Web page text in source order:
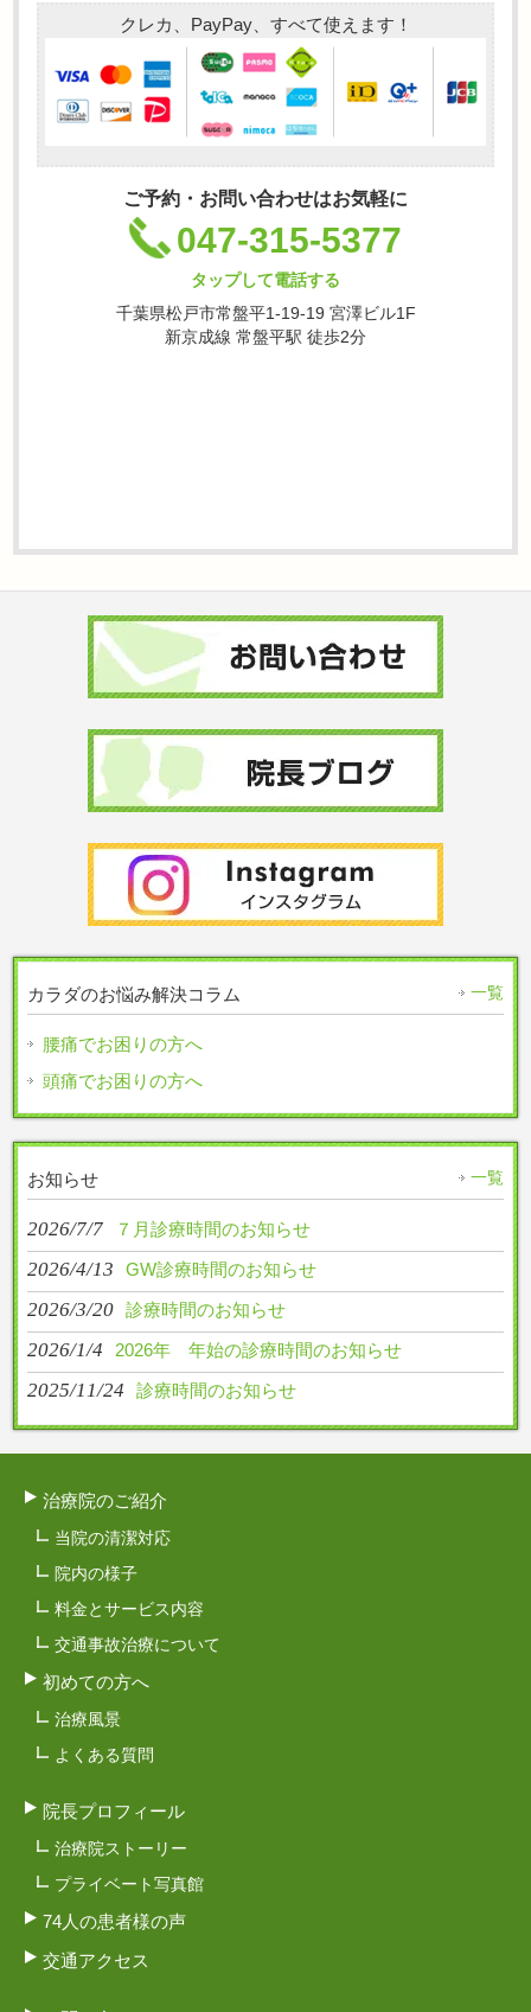
クレカ、PayPay、すべて使えます！
ご予約・お問い合わせはお気軽に
047-315-5377
タップして電話する
千葉県松戸市常盤平1-19-19 宮澤ビル1F
新京成線 常盤平駅 徒歩2分
カラダのお悩み解決コラム 一覧
腰痛でお困りの方へ
頭痛でお困りの方へ
お知らせ 一覧
2026/7/7 ７月診療時間のお知らせ
2026/4/13 GW診療時間のお知らせ
2026/3/20 診療時間のお知らせ
2026/1/4 2026年 年始の診療時間のお知らせ
2025/11/24 診療時間のお知らせ
治療院のご紹介
当院の清潔対応
院内の様子
料金とサービス内容
交通事故治療について
初めての方へ
治療風景
よくある質問
院長プロフィール
治療院ストーリー
プライベート写真館
74人の患者様の声
交通アクセス